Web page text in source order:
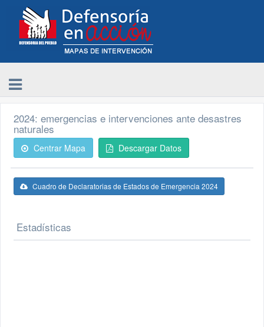
2024: emergencias e intervenciones ante desastres
naturales
Centrar Mapa Descargar Datos
Cuadro de Declaratorias de Estados de Emergencia 2024
Estadísticas